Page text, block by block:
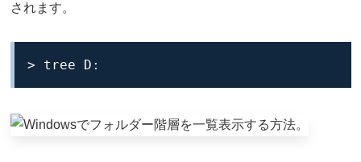
されます。
> tree D: